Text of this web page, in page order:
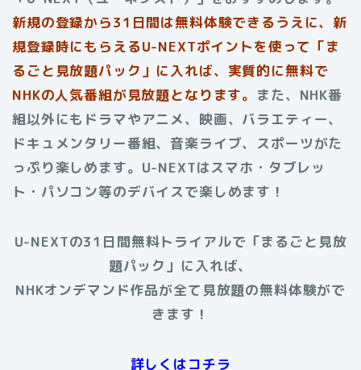
新規の登録から31日間は無料体験できるうえに、新
規登録時にもらえるU-NEXTポイントを使って「ま
るごと見放題パック」に入れば、実質的に無料で
NHKの人気番組が見放題となります。 また、NHK番
組以外にもドラマやアニメ、映画、バラエティー、
ドキュメンタリー番組、音楽ライブ、スポーツがた
っぷり楽しめます。U-NEXTはスマホ・タブレッ
ト・パソコン等のデバイスで楽しめます！
U-NEXTの31日間無料トライアルで「まるごと見放
題パック」に入れば、
NHKオンデマンド作品が全て見放題の無料体験がで
きます！
詳しくはコチラ